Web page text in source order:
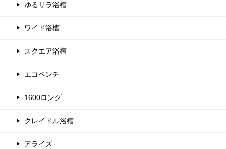
ゆるリラ浴槽
ワイド浴槽
スクエア浴槽
エコベンチ
1600ロング
クレイドル浴槽
アライズ